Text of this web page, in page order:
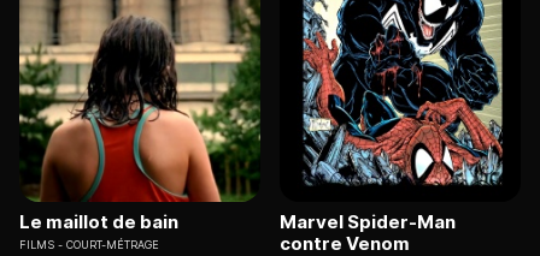
Le maillot de bain
FILMS COURT-MÉTRAGE
Marvel Spider-Man
contre Venom